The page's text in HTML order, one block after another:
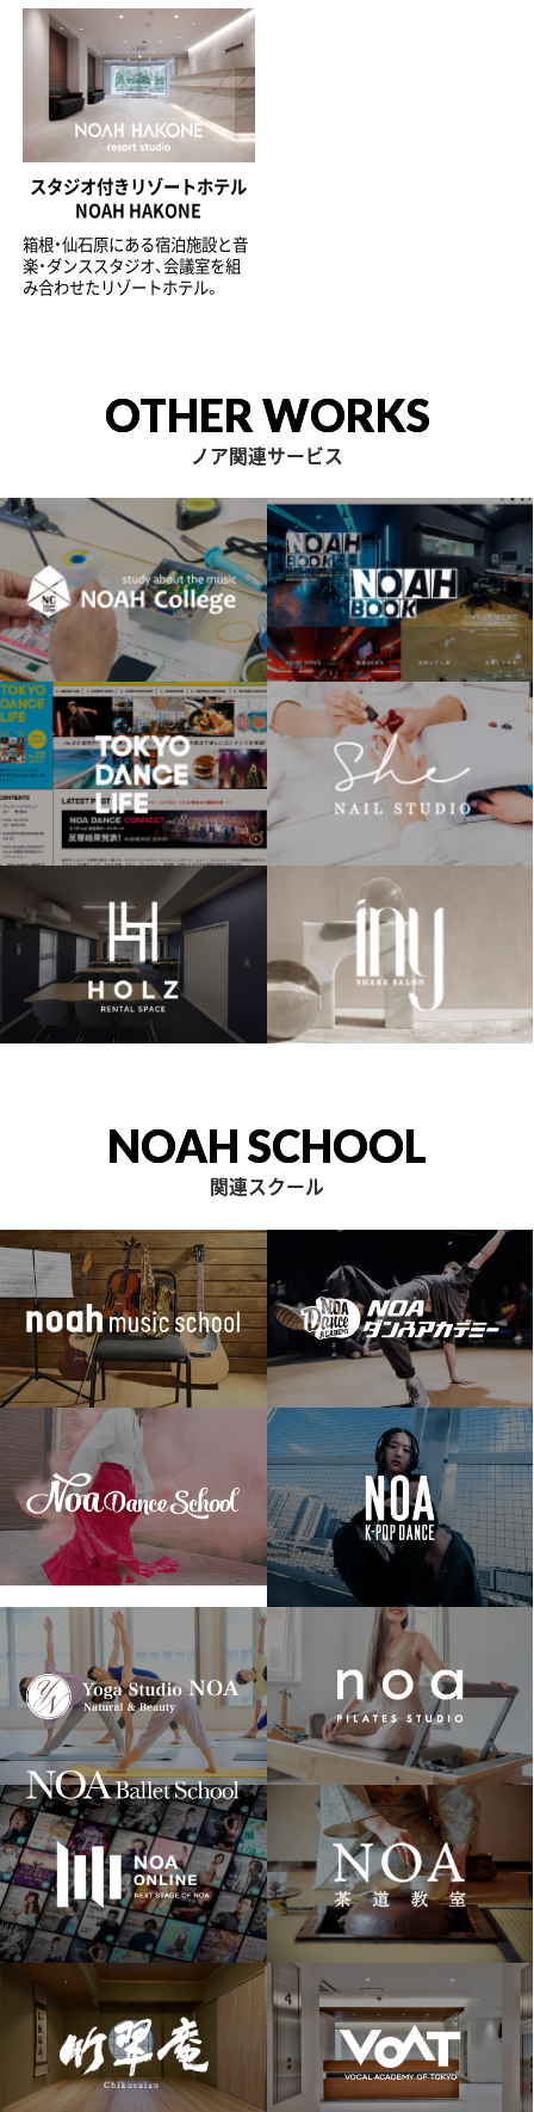
スタジオ付きリゾートホテル
NOAH HAKONE
箱根・仙石原にある宿泊施設と音
楽・ダンススタジオ、会議室を組
み合わせたリゾートホテル。
OTHER WORKS
ノア関連サービス
NOAH SCHOOL
関連スクール